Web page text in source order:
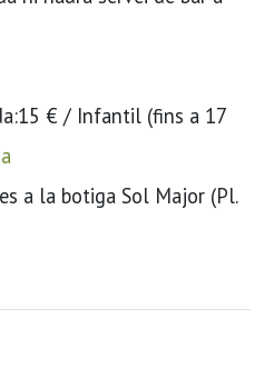
€ / Infantil (fins a 17
a la botiga Sol Major (Pl.